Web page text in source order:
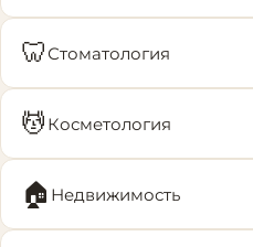
🦷 Стоматология
💆 Косметология
🏠 Недвижимость